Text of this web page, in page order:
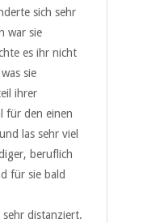
sich sehr
war sie
es ihr nicht
sie
ihrer
für den einen
las sehr viel
beruflich
für sie bald
distanziert.